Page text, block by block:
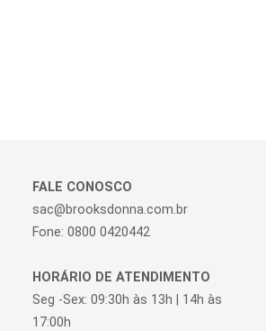
FALE CONOSCO
sac@brooksdonna.com.br
Fone: 0800 0420442
HORÁRIO DE ATENDIMENTO
Seg -Sex: 09:30h às 13h | 14h às
17:00h